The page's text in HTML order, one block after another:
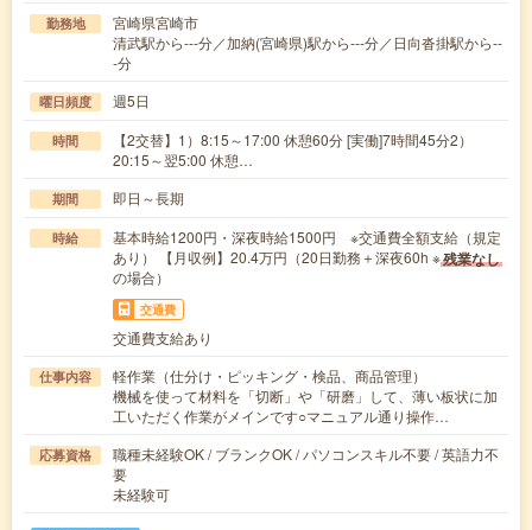
勤務地
宮崎県宮崎市
清武駅から---分／加納(宮崎県)駅から---分／日向沓掛駅から--
-分
曜日頻度 週5日
時間
【2交替】1）8:15～17:00 休憩60分 [実働]7時間45分2）
20:15～翌5:00 休憩…
期間 即日～長期
時給
基本時給1200円・深夜時給1500円 ※交通費全額支給（規定
あり） 【月収例】20.4万円（20日勤務＋深夜60h ※残業なし
の場合）
交通費
交通費支給あり
仕事内容
軽作業（仕分け・ピッキング・検品、商品管理）
機械を使って材料を「切断」や「研磨」して、薄い板状に加
工いただく作業がメインです○マニュアル通り操作…
応募資格
職種未経験OK / ブランクOK / パソコンスキル不要 / 英語力不
要
未経験可